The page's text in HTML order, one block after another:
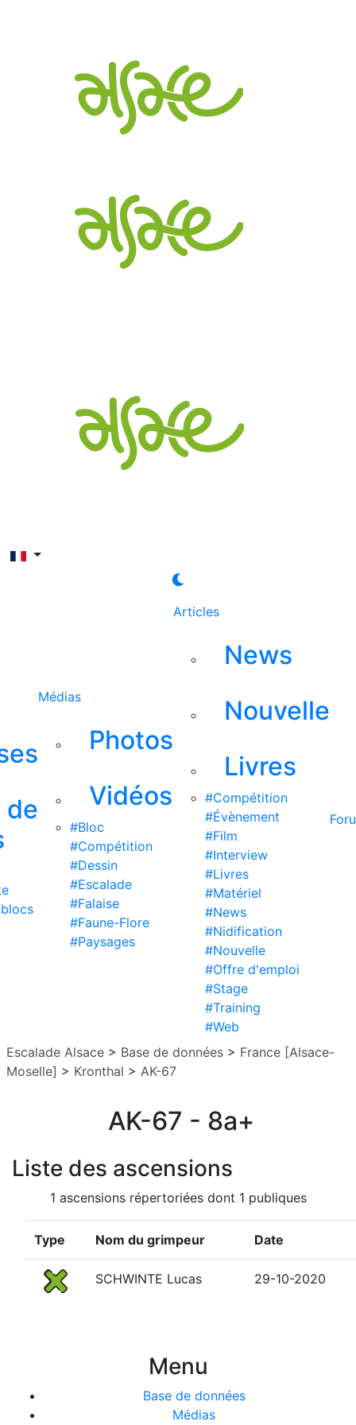
de
Médias
Photos
Vidéos
#Bloc
#Compétition
#Dessin
#Escalade
#Falaise
#Faune-Flore
#Paysages
Articles
News
Nouvelle
Livres
#Compétition
#Évènement
#Film
#Interview
#Livres
#Matériel
#News
#Nidification
#Nouvelle
#Offre d'emploi
#Stage
#Training
#Web
Escalade Alsace > Base de données > France [Alsace-
Moselle] > Kronthal > AK-67
AK-67 - 8a+
Liste des ascensions
1 ascensions répertoriées dont 1 publiques
Type Nom du grimpeur Date
SCHWINTE Lucas 29-10-2020
Menu
Base de données
Médias